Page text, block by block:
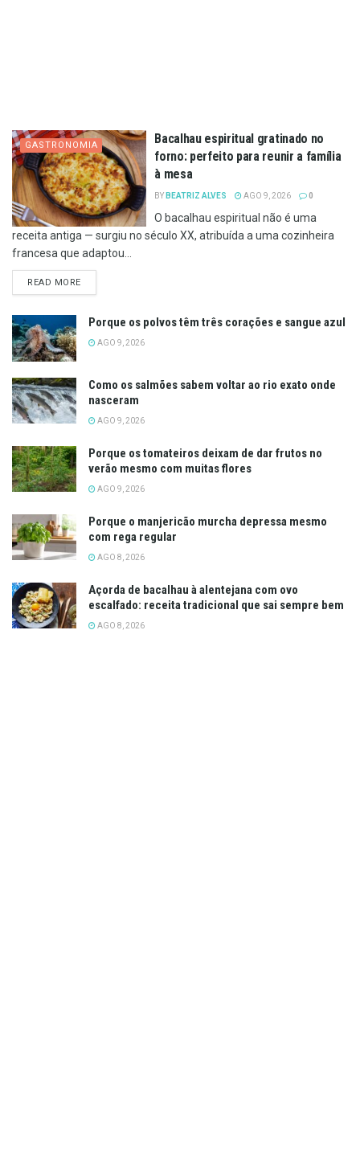
GASTRONOMIA
Bacalhau espiritual gratinado no
forno: perfeito para reunir a família
à mesa
BY BEATRIZ ALVES AGO 9, 2026 0
O bacalhau espiritual não é uma
receita antiga — surgiu no século XX, atribuída a uma cozinheira
francesa que adaptou...
READ MOREDETAILS
Porque os polvos têm três corações e sangue azul
AGO 9, 2026
Como os salmões sabem voltar ao rio exato onde
nasceram
AGO 9, 2026
Porque os tomateiros deixam de dar frutos no
verão mesmo com muitas flores
AGO 9, 2026
Porque o manjericão murcha depressa mesmo
com rega regular
AGO 8, 2026
Açorda de bacalhau à alentejana com ovo
escalfado: receita tradicional que sai sempre bem
AGO 8, 2026